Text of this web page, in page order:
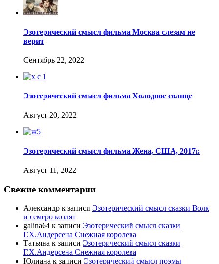
Эзотерический смысл фильма Москва слезам не
верит
Сентябрь 22, 2022
Эзотерический смысл фильма Холодное солнце
Август 20, 2022
Эзотерический смысл фильма Жена, США, 2017г.
Август 11, 2022
Свежие комментарии
Александр к записи Эзотерический смысл сказки Волк
и семеро козлят
galina64 к записи Эзотерический смысл сказки
Г.Х.Андерсена Снежная королева
Татьяна к записи Эзотерический смысл сказки
Г.Х.Андерсена Снежная королева
Юлиана к записи Эзотерический смысл поэмы